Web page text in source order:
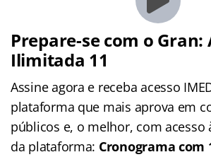
Prepare-se com o
Ilimitada 11
Assine agora e receba acesso
plataforma que mais aprova em
públicos e, o melhor, com acesso
da plataforma: Cronograma com